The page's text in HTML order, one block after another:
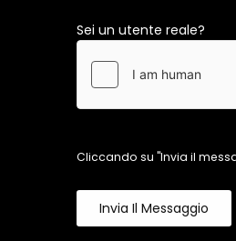
Sei un utente reale?
Cliccando su "Invia il
Invia Il Messaggio